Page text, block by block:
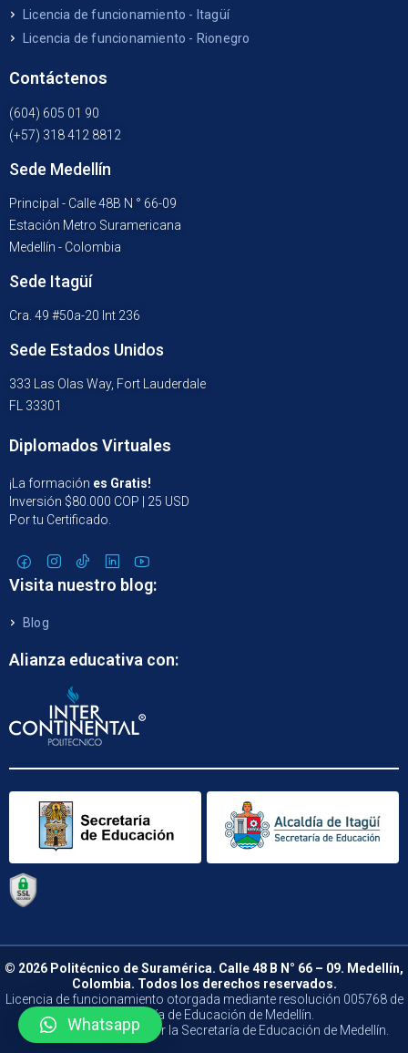
Licencia de funcionamiento - Itagüí
Licencia de funcionamiento - Rionegro
Contáctenos
(604) 605 01 90
(+57) 318 412 8812
Sede Medellín
Principal - Calle 48B N ° 66-09
Estación Metro Suramericana
Medellín - Colombia
Sede Itagüí
Cra. 49 #50a-20 Int 236
Sede Estados Unidos
333 Las Olas Way, Fort Lauderdale
FL 33301
Diplomados Virtuales
¡La formación es Gratis!
Inversión $80.000 COP | 25 USD
Por tu Certificado.
Visita nuestro blog:
Blog
Alianza educativa con:
© 2026 Politécnico de Suramérica. Calle 48 B N° 66 – 09. Medellín,
Colombia. Todos los derechos reservados.
Licencia de funcionamiento otorgada mediante resolución 005768 de
la Secretaría de Educación de Medellín.
Vigilado y Controlado por la Secretaría de Educación de Medellín.
Whatsapp